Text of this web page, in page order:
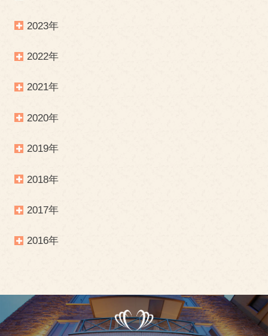
2023年
2022年
2021年
2020年
2019年
2018年
2017年
2016年